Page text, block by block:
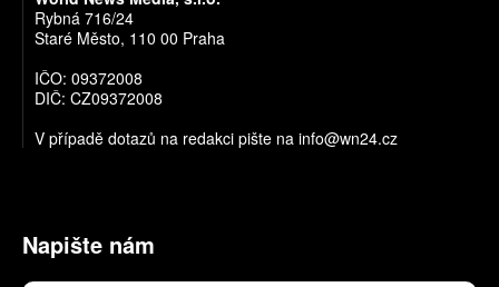
Rybná 716/24
Staré Město, 110 00 Praha
IČO: 09372008
DIČ: CZ09372008
V případě dotazů na redakci pište na info@wn24.cz
Napište nám